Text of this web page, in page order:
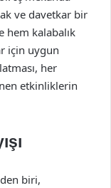
ve davetkar bir
hem kalabalık
için uygun
her
etkinliklerin
biri,